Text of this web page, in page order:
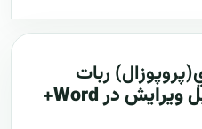
ربات
، لایه باز ، قابل ویرایش در Word+